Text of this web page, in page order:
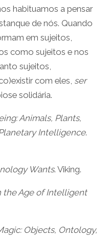
habituamos a pensar
de nós. Quando
em sujeitos,
como sujeitos e nos
sujeitos,
com eles, ser
solidária.
Animals, Plants,
Intelligence.
Wants. Viking.
the Age of Intelligent
Objects, Ontology,